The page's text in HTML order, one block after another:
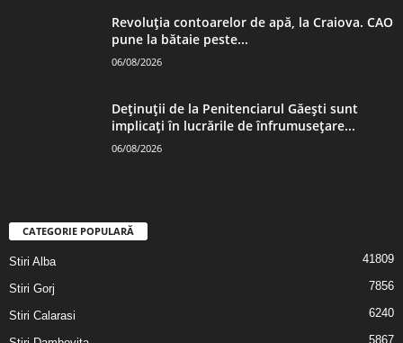
Revoluția contoarelor de apă, la Craiova. CAO
pune la bătaie peste...
06/08/2026
Deținuții de la Penitenciarul Găești sunt
implicați în lucrările de înfrumusețare...
06/08/2026
CATEGORIE POPULARĂ
Stiri Alba 41809
Stiri Gorj 7856
Stiri Calarasi 6240
5867